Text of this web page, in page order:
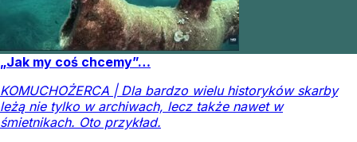
„Jak my coś chcemy”…
KOMUCHOŻERCA | Dla bardzo wielu historyków skarby
leżą nie tylko w archiwach, lecz także nawet w
śmietnikach. Oto przykład.